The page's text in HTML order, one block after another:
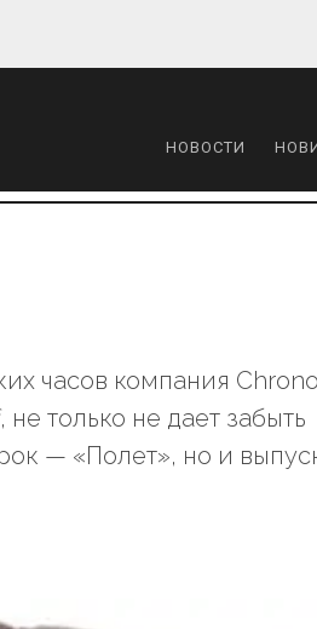
НОВОСТИ
часов компания
только не дает забыть
— «Полет», но и